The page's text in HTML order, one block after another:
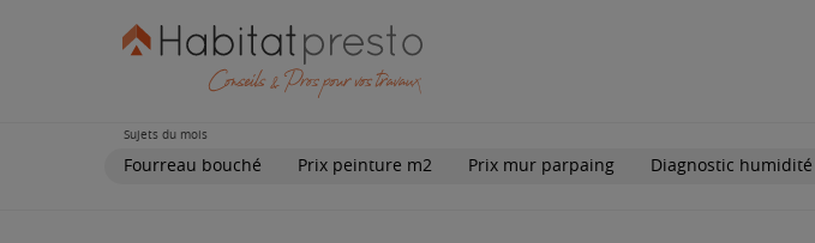
Sujets du mois
Fourreau bouché Prix peinture m2 Prix mur parpaing Diagnostic humidité